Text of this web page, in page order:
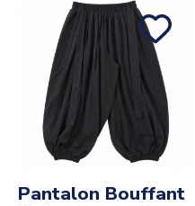
Pantalon Bouffant